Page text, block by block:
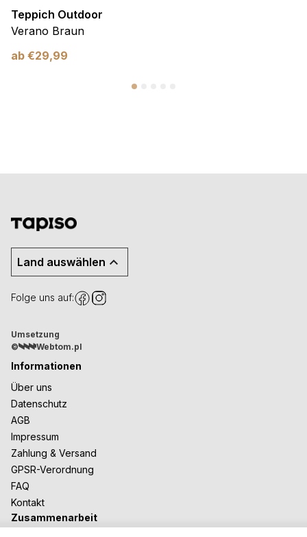
Teppich Outdoor
Verano Braun
ab €29,99
Land auswählen
Folge uns auf:
Umsetzung
©
Webtom.pl
Informationen
Über uns
Datenschutz
AGB
Impressum
Zahlung & Versand
GPSR-Verordnung
FAQ
Kontakt
Zusammenarbeit